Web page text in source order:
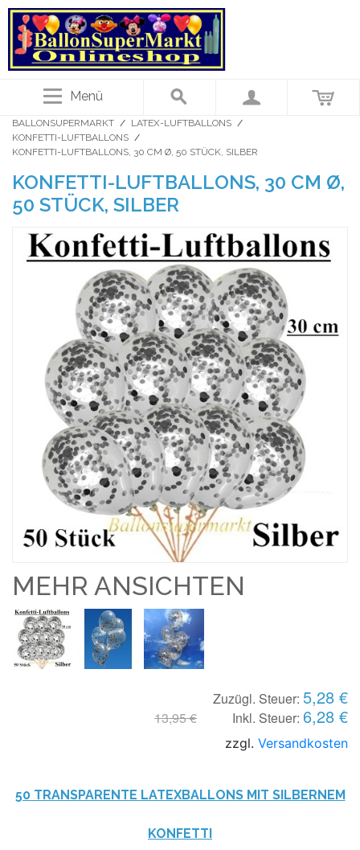
Menü
BALLONSUPERMARKT / LATEX-LUFTBALLONS /
KONFETTI-LUFTBALLONS /
KONFETTI-LUFTBALLONS, 30 CM Ø, 50 STÜCK, SILBER
KONFETTI-LUFTBALLONS, 30 CM Ø,
50 STÜCK, SILBER
MEHR ANSICHTEN
13,95 €
Zuzügl. Steuer: 5,28 €
Inkl. Steuer: 6,28 €
zzgl. Versandkosten
50 TRANSPARENTE LATEXBALLONS MIT SILBERNEM
KONFETTI